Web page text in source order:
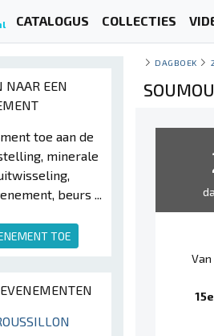
CATALOGUS COLLECTIES
NAAR EEN
toe aan de
minerale
beurs ...
TOE
DAGBOEK